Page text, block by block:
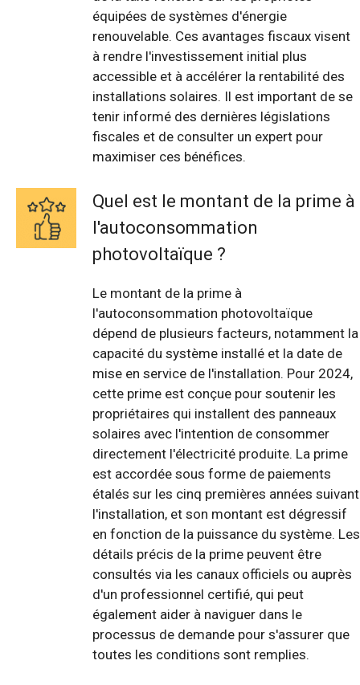
équipées de systèmes d'énergie
renouvelable. Ces avantages fiscaux visent
à rendre l'investissement initial plus
accessible et à accélérer la rentabilité des
installations solaires. Il est important de se
tenir informé des dernières législations
fiscales et de consulter un expert pour
maximiser ces bénéfices.
Quel est le montant de la prime à
l'autoconsommation
photovoltaïque ?
Le montant de la prime à
l'autoconsommation photovoltaïque
dépend de plusieurs facteurs, notamment la
capacité du système installé et la date de
mise en service de l'installation. Pour 2024,
cette prime est conçue pour soutenir les
propriétaires qui installent des panneaux
solaires avec l'intention de consommer
directement l'électricité produite. La prime
est accordée sous forme de paiements
étalés sur les cinq premières années suivant
l'installation, et son montant est dégressif
en fonction de la puissance du système. Les
détails précis de la prime peuvent être
consultés via les canaux officiels ou auprès
d'un professionnel certifié, qui peut
également aider à naviguer dans le
processus de demande pour s'assurer que
toutes les conditions sont remplies.